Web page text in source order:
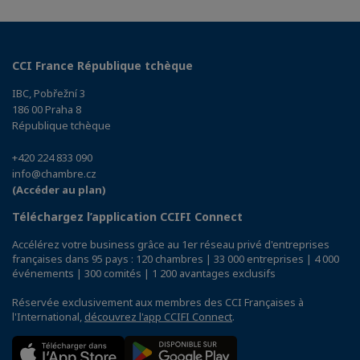
CCI France République tchèque
IBC, Pobřežní 3
186 00 Praha 8
République tchèque
+420 224 833 090
info@chambre.cz
(Accéder au plan)
Téléchargez l’application CCIFI Connect
Accélérez votre business grâce au 1er réseau privé d'entreprises
françaises dans 95 pays : 120 chambres | 33 000 entreprises | 4 000
événements | 300 comités | 1 200 avantages exclusifs
Réservée exclusivement aux membres des CCI Françaises à
l'International, découvrez l'app CCIFI Connect.